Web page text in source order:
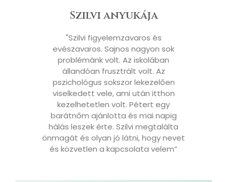
Szilvi anyukája
"Szilvi figyelemzavaros és
evészavaros. Sajnos nagyon sok
problémánk volt. Az iskolában
állandóan frusztrált volt. Az
pszichológus sokszor lekezelően
viselkedett vele, ami után itthon
kezelhetetlen volt. Pétert egy
barátnőm ajánlotta és mai napig
hálás leszek érte. Szilvi megtalálta
önmagát és olyan jó látni, hogy nevet
és közvetlen a kapcsolata velem”